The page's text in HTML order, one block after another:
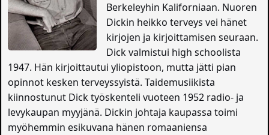
Berkeleyhin Kaliforniaan. Nuoren
Dickin heikko terveys vei hänet
kirjojen ja kirjoittamisen seuraan.
Dick valmistui high schoolista
1947. Hän kirjoittautui yliopistoon, mutta jätti pian
opinnot kesken terveyssyistä. Taidemusiikista
kiinnostunut Dick työskenteli vuoteen 1952 radio- ja
levykaupan myyjänä. Dickin johtaja kaupassa toimi
myöhemmin esikuvana hänen romaaniensa